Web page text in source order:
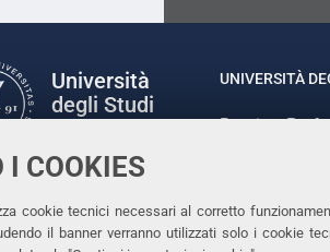
I COOKIES
cookie tecnici necessari al corretto
il banner verranno utilizzati solo i cookie
Università
degli Studi
LinkedinInstagram
Youtube
UNIVERSITÀ
Rettrice: